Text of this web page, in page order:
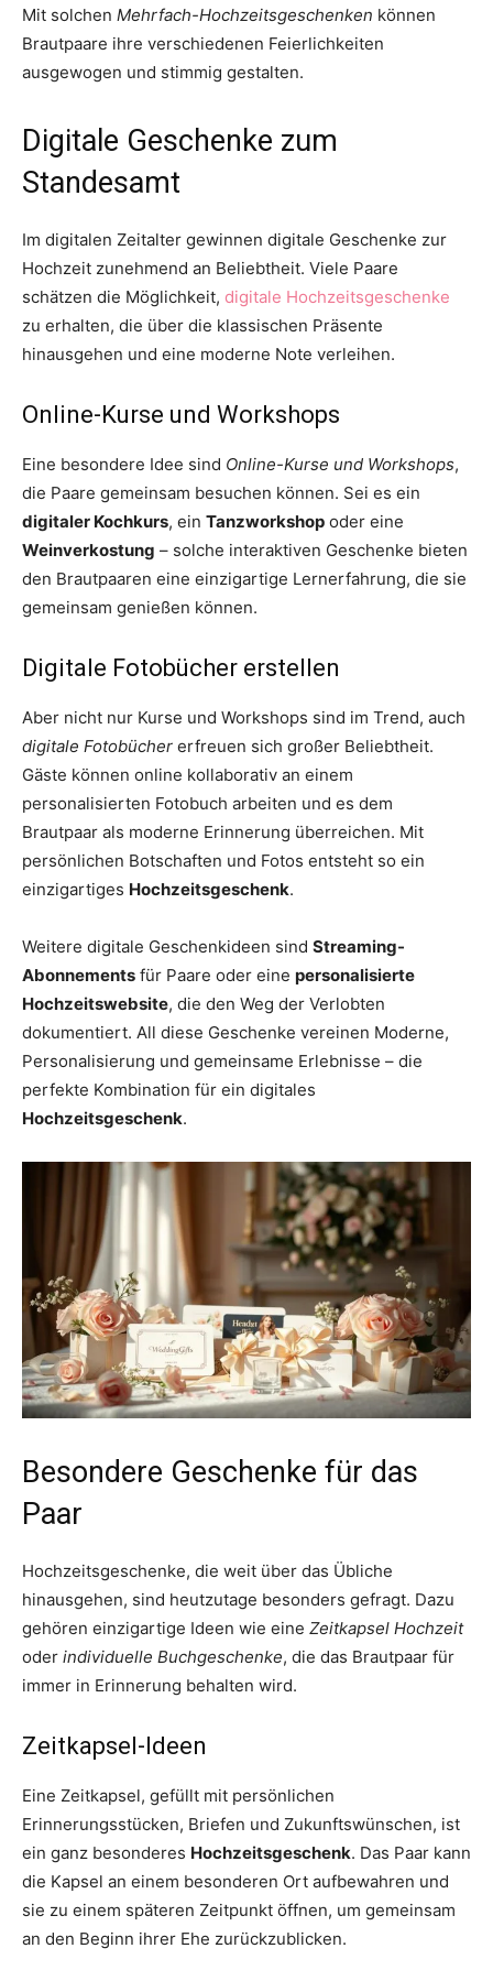
Mit solchen Mehrfach-Hochzeitsgeschenken können
Brautpaare ihre verschiedenen Feierlichkeiten
ausgewogen und stimmig gestalten.
Digitale Geschenke zum
Standesamt
Im digitalen Zeitalter gewinnen digitale Geschenke zur
Hochzeit zunehmend an Beliebtheit. Viele Paare
schätzen die Möglichkeit, digitale Hochzeitsgeschenke
zu erhalten, die über die klassischen Präsente
hinausgehen und eine moderne Note verleihen.
Online-Kurse und Workshops
Eine besondere Idee sind Online-Kurse und Workshops,
die Paare gemeinsam besuchen können. Sei es ein
digitaler Kochkurs, ein Tanzworkshop oder eine
Weinverkostung – solche interaktiven Geschenke bieten
den Brautpaaren eine einzigartige Lernerfahrung, die sie
gemeinsam genießen können.
Digitale Fotobücher erstellen
Aber nicht nur Kurse und Workshops sind im Trend, auch
digitale Fotobücher erfreuen sich großer Beliebtheit.
Gäste können online kollaborativ an einem
personalisierten Fotobuch arbeiten und es dem
Brautpaar als moderne Erinnerung überreichen. Mit
persönlichen Botschaften und Fotos entsteht so ein
einzigartiges Hochzeitsgeschenk.
Weitere digitale Geschenkideen sind Streaming-
Abonnements für Paare oder eine personalisierte
Hochzeitswebsite, die den Weg der Verlobten
dokumentiert. All diese Geschenke vereinen Moderne,
Personalisierung und gemeinsame Erlebnisse – die
perfekte Kombination für ein digitales
Hochzeitsgeschenk.
Besondere Geschenke für das
Paar
Hochzeitsgeschenke, die weit über das Übliche
hinausgehen, sind heutzutage besonders gefragt. Dazu
gehören einzigartige Ideen wie eine Zeitkapsel Hochzeit
oder individuelle Buchgeschenke, die das Brautpaar für
immer in Erinnerung behalten wird.
Zeitkapsel-Ideen
Eine Zeitkapsel, gefüllt mit persönlichen
Erinnerungsstücken, Briefen und Zukunftswünschen, ist
ein ganz besonderes Hochzeitsgeschenk. Das Paar kann
die Kapsel an einem besonderen Ort aufbewahren und
sie zu einem späteren Zeitpunkt öffnen, um gemeinsam
an den Beginn ihrer Ehe zurückzublicken.